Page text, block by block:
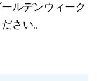
ルデンウィーク
さい。